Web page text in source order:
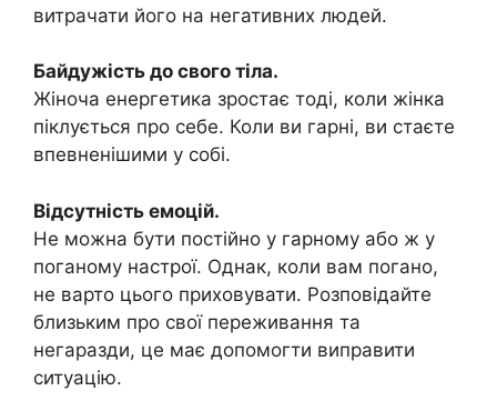
витрачати його на негативних людей.
Байдужість до свого тіла.
Жіноча енергетика зростає тоді, коли жінка
піклується про себе. Коли ви гарні, ви стаєте
впевненішими у собі.
Відсутність емоцій.
Не можна бути постійно у гарному або ж у
поганому настрої. Однак, коли вам погано,
не варто цього приховувати. Розповідайте
близьким про свої переживання та
негаразди, це має допомогти виправити
ситуацію.